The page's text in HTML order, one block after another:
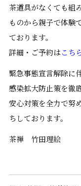
茶道具がなくても組
ものから親子で体験
ております。
詳細・ご予約はこち
緊急事態宣言解除に
感染拡大防止策を徹
安心対策を全力で努
ちしております。
茶禅 竹田理絵